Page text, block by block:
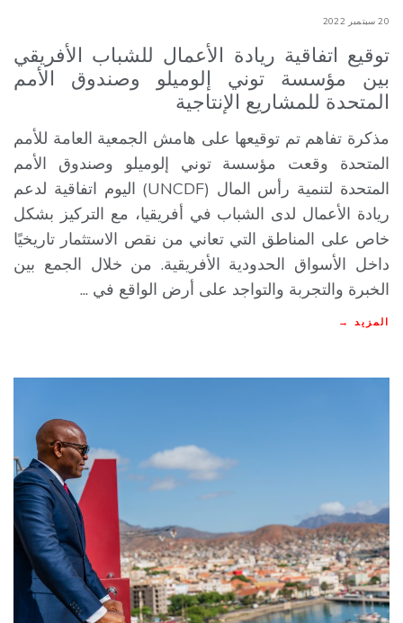
20 سبتمبر 2022
توقيع اتفاقية ريادة الأعمال للشباب الأفريقي
بين مؤسسة توني إلوميلو وصندوق الأمم
المتحدة للمشاريع الإنتاجية
مذكرة تفاهم تم توقيعها على هامش الجمعية العامة للأمم
المتحدة وقعت مؤسسة توني إلوميلو وصندوق الأمم
المتحدة لتنمية رأس المال (UNCDF) اليوم اتفاقية لدعم
ريادة الأعمال لدى الشباب في أفريقيا، مع التركيز بشكل
خاص على المناطق التي تعاني من نقص الاستثمار تاريخيًا
داخل الأسواق الحدودية الأفريقية. من خلال الجمع بين
الخبرة والتجربة والتواجد على أرض الواقع في ...
المزيد →